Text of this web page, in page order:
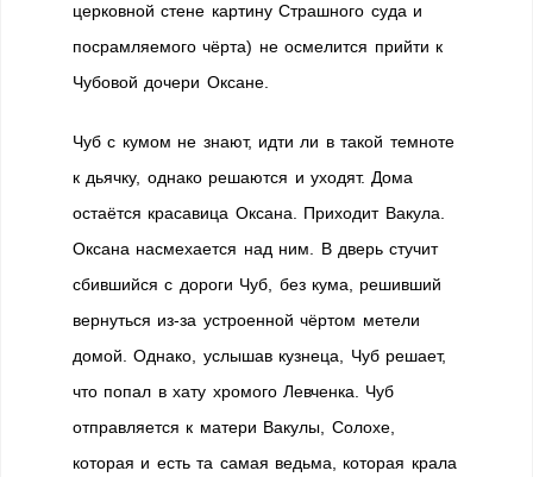
церковной стене картину Страшного суда и
посрамляемого чёрта) не осмелится прийти к
Чубовой дочери Оксане.
Чуб с кумом не знают, идти ли в такой темноте
к дьячку, однако решаются и уходят. Дома
остаётся красавица Оксана. Приходит Вакула.
Оксана насмехается над ним. В дверь стучит
сбившийся с дороги Чуб, без кума, решивший
вернуться из-за устроенной чёртом метели
домой. Однако, услышав кузнеца, Чуб решает,
что попал в хату хромого Левченка. Чуб
отправляется к матери Вакулы, Солохе,
которая и есть та самая ведьма, которая крала